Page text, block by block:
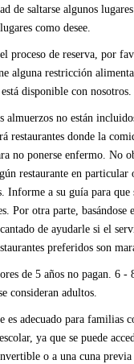
de saltarse algunos
como desee.
proceso de reserva, por
alguna restricción
disponible con nosotros.
almuerzos no están
restaurantes donde la
no ponerse enfermo. No
restaurante en particular
Informe a su guía para que
Por otra parte, basándose
de ayudarle si el
preferidos son
de 5 años no pagan. 6
consideran adultos.
es adecuado para familias
ya que se puede
o a una cuna